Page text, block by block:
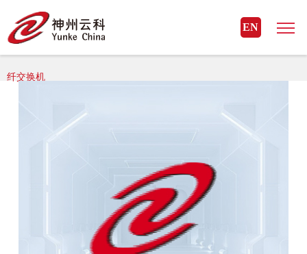
MK体育(国际)官方网站
EN
MK体育(国际)官方网站> MK体育(国际)官方网站-MKSPORTS > SAN光
纤交换机